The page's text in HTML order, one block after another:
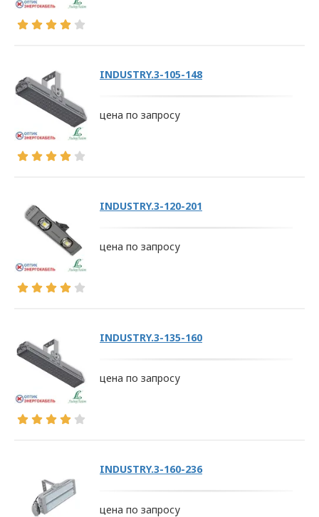
INDUSTRY.3-105-148
цена по запросу
INDUSTRY.3-120-201
цена по запросу
INDUSTRY.3-135-160
цена по запросу
INDUSTRY.3-160-236
цена по запросу